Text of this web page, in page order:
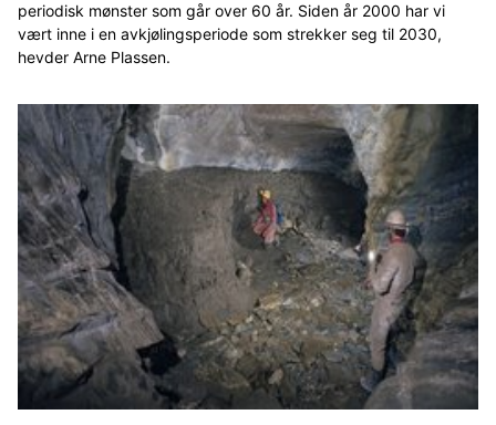
periodisk mønster som går over 60 år. Siden år 2000 har vi
vært inne i en avkjølingsperiode som strekker seg til 2030,
hevder Arne Plassen.